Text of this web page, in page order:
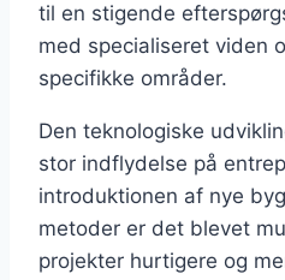
til en stigende
med specialiseret viden
specifikke områder.
Den teknologiske
stor indflydelse på
introduktionen af nye
metoder er det blevet
projekter hurtigere og